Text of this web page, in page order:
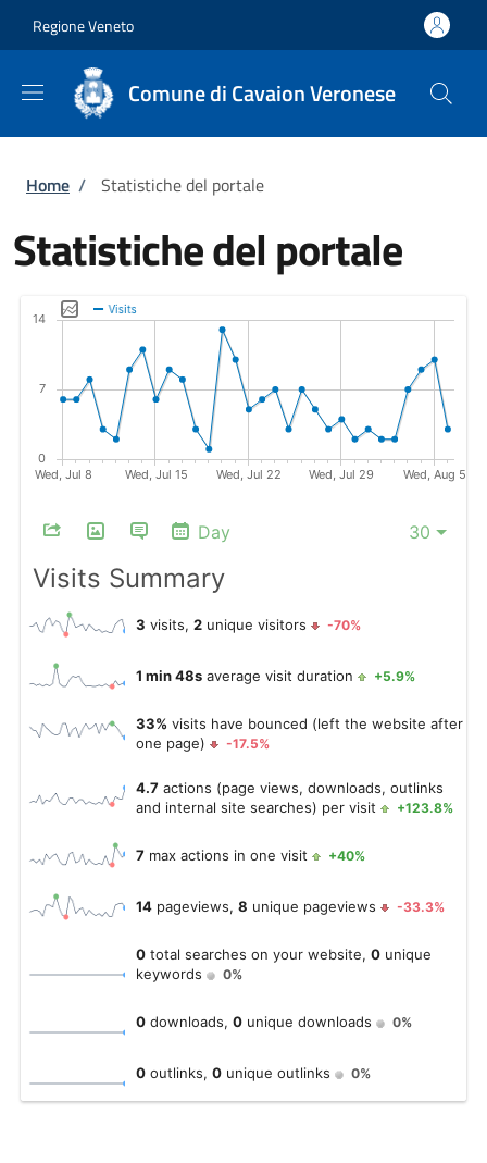
Regione Veneto
Comune di Cavaion Veronese
Briciole di pane
Home / Statistiche del portale
Statistiche del portale